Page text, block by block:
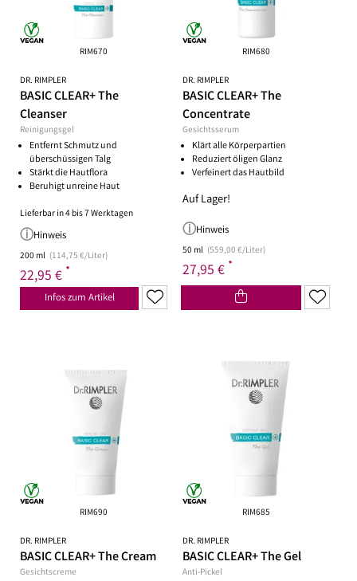
RIM670
DR. RIMPLER
BASIC CLEAR+ The
Cleanser
Reinigungsgel
Entfernt Schmutz und
überschüssigen Talg
Stärkt die Hautflora
Beruhigt unreine Haut
Lieferbar in 4 bis 7 Werktagen
Hinweis
200 ml (114,75 €/Liter)
22,95 € *
Infos zum Artikel
RIM680
DR. RIMPLER
BASIC CLEAR+ The
Concentrate
Gesichtsserum
Klärt alle Körperpartien
Reduziert öligen Glanz
Verfeinert das Hautbild
Auf Lager!
Hinweis
50 ml (559,00 €/Liter)
27,95 € *
RIM690
DR. RIMPLER
BASIC CLEAR+ The Cream
Gesichtscreme
RIM685
DR. RIMPLER
BASIC CLEAR+ The Gel
Anti-Pickel